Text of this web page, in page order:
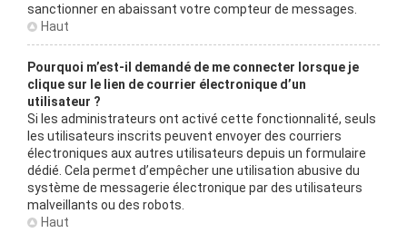
sanctionner en abaissant votre compteur de messages.
Haut
Pourquoi m’est-il demandé de me connecter lorsque je
clique sur le lien de courrier électronique d’un
utilisateur ?
Si les administrateurs ont activé cette fonctionnalité, seuls
les utilisateurs inscrits peuvent envoyer des courriers
électroniques aux autres utilisateurs depuis un formulaire
dédié. Cela permet d’empêcher une utilisation abusive du
système de messagerie électronique par des utilisateurs
malveillants ou des robots.
Haut